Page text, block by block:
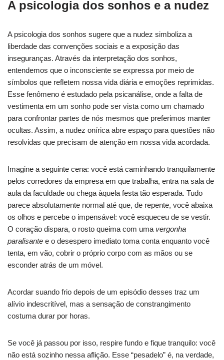
A psicologia dos sonhos e a nudez
A psicologia dos sonhos sugere que a nudez simboliza a
liberdade das convenções sociais e a exposição das
inseguranças. Através da interpretação dos sonhos,
entendemos que o inconsciente se expressa por meio de
símbolos que refletem nossa vida diária e emoções reprimidas.
Esse fenômeno é estudado pela psicanálise, onde a falta de
vestimenta em um sonho pode ser vista como um chamado
para confrontar partes de nós mesmos que preferimos manter
ocultas. Assim, a nudez onírica abre espaço para questões não
resolvidas que precisam de atenção em nossa vida acordada.
Imagine a seguinte cena: você está caminhando tranquilamente
pelos corredores da empresa em que trabalha, entra na sala de
aula da faculdade ou chega àquela festa tão esperada. Tudo
parece absolutamente normal até que, de repente, você abaixa
os olhos e percebe o impensável: você esqueceu de se vestir.
O coração dispara, o rosto queima com uma vergonha
paralisante e o desespero imediato toma conta enquanto você
tenta, em vão, cobrir o próprio corpo com as mãos ou se
esconder atrás de um móvel.
Acordar suando frio depois de um episódio desses traz um
alívio indescritível, mas a sensação de constrangimento
costuma durar por horas.
Se você já passou por isso, respire fundo e fique tranquilo: você
não está sozinho nessa aflição. Esse “pesadelo” é, na verdade,